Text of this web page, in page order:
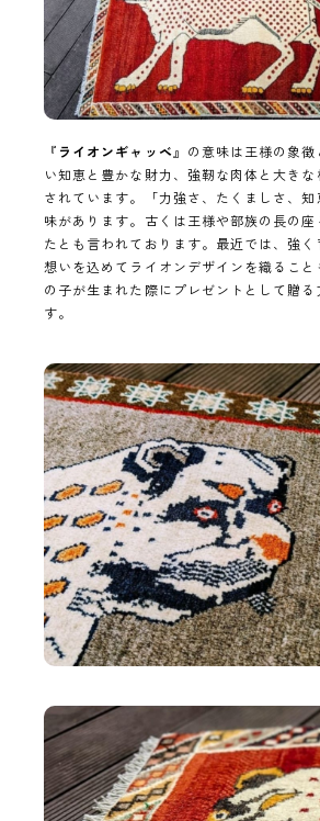
『 ライオンギャッベ』の意味は王様の象
い知恵と豊かな財力、強靭な肉体と大きな
されています。「力強さ、たくましさ、
味があります。古くは王様や部族の長の
たとも言われております。最近では、強く
想いを込めてライオンデザインを織るこ
の子が生まれた際にプレゼントとして贈る
す。